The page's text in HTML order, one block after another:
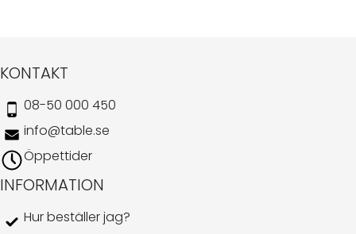
KONTAKT
08-50 000 450
info@table.se
Öppettider
INFORMATION
Hur beställer jag?